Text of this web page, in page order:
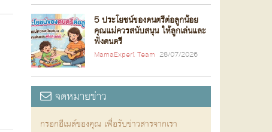
5 ประโยชน์ของดนตรีต่อลูกน้อย
คุณแม่ควรสนับสนุน ให้ลูกเล่นและ
ฟังดนตรี
MamaExpert Team 28/07/2026
จดหมายข่าว
กรอกอีเมล์ของคุณ เพื่อรับข่าวสารจากเรา